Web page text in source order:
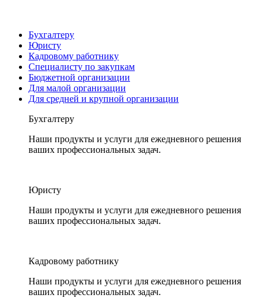
Бухгалтеру
Юристу
Кадровому работнику
Специалисту по закупкам
Бюджетной организации
Для малой организации
Для средней и крупной организации
Бухгалтеру
Наши продукты и услуги для ежедневного решения
ваших профессиональных задач.
Юристу
Наши продукты и услуги для ежедневного решения
ваших профессиональных задач.
Кадровому работнику
Наши продукты и услуги для ежедневного решения
ваших профессиональных задач.